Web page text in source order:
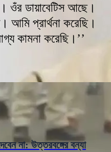
ওঁর ডায়াবেটিস আছে।
আমি প্রার্থনা করেছি।
কামনা করেছি।’’
না: উত্তরবঙ্গের বন্যা